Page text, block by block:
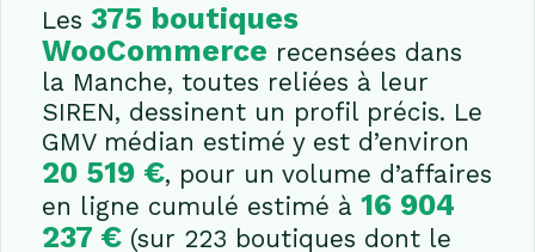
Les375 boutiques
WooCommerce recensées dans
la Manche, toutes reliées à leur
SIREN, dessinent un profil précis. Le
GMV médian estimé y est d’environ
20 519 €, pour un volume d’affaires
en ligne cumulé estimé à16 904
237 € (sur 223 boutiques dont le